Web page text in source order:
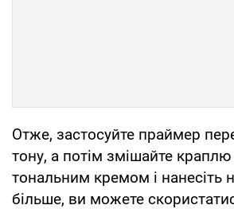
Отже, застосуйте праймер
тону, а потім змішайте краплю
тональним кремом і нанесіть
більше, ви можете